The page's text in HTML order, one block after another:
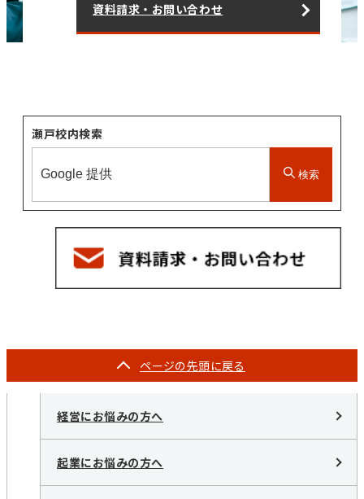
瀬戸校内検索
検索
資料請求・お問い合わせ
ページの先頭に戻る
経営にお悩みの方へ
起業にお悩みの方へ